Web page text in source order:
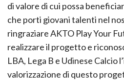
di valore di cui possa
che porti giovani talenti nel
ringraziare AKTO Play Your
realizzare il progetto e
LBA, Lega B e Udinese Calcio
valorizzazione di questo